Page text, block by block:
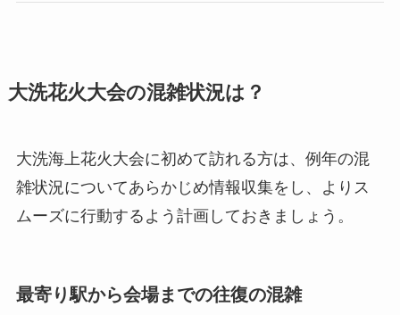
大洗花火大会の混雑状況は？
大洗海上花火大会に初めて訪れる方は、例年の混
雑状況についてあらかじめ情報収集をし、よりス
ムーズに行動するよう計画しておきましょう。
最寄り駅から会場までの往復の混雑